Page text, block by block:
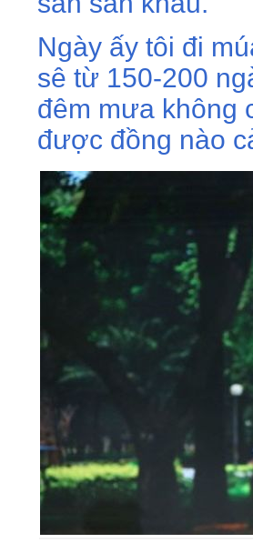
Ngày ấy tôi đi
sê từ 150-200
đêm mưa không
được đồng nào